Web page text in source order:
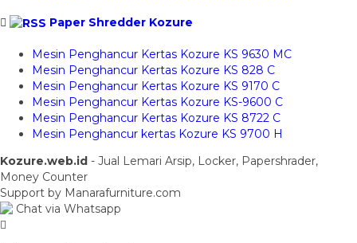
Paper Shredder Kozure
Mesin Penghancur Kertas Kozure KS 9630 MC
Mesin Penghancur Kertas Kozure KS 828 C
Mesin Penghancur Kertas Kozure KS 9170 C
Mesin Penghancur Kertas Kozure KS-9600 C
Mesin Penghancur Kertas Kozure KS 8722 C
Mesin Penghancur kertas Kozure KS 9700 H
Kozure.web.id - Jual Lemari Arsip, Locker, Papershrader,
Money Counter
Support by Manarafurniture.com
Chat via Whatsapp